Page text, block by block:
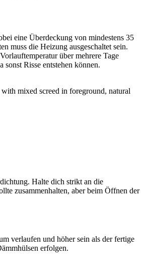
eine Überdeckung von mindestens 35
muss die Heizung ausgeschaltet sein.
über mehrere Tage
Risse entstehen können.
Halte dich strikt an die
zusammenhalten, aber beim Öffnen der
verlaufen und höher sein als der fertige
erfolgen.